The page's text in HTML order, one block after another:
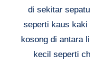
di sekitar
seperti kaus kaki
kosong di antara
kecil seperti